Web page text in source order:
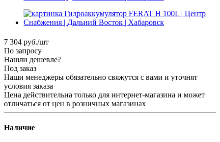
7 304 руб./шт
По запросу
Нашли дешевле?
Под заказ
Наши менеджеры обязательно свяжутся с вами и уточнят
условия заказа
Цена действительна только для интернет-магазина и может
отличаться от цен в розничных магазинах
Наличие